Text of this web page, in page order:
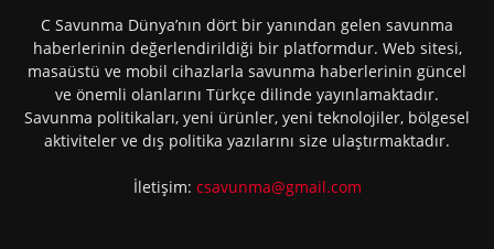
C Savunma Dünya’nın dört bir yanından gelen savunma
haberlerinin değerlendirildiği bir platformdur. Web sitesi,
masaüstü ve mobil cihazlarla savunma haberlerinin güncel
ve önemli olanlarını Türkçe dilinde yayınlamaktadır.
Savunma politikaları, yeni ürünler, yeni teknolojiler, bölgesel
aktiviteler ve dış politika yazılarını size ulaştırmaktadır.
İletişim: csavunma@gmail.com